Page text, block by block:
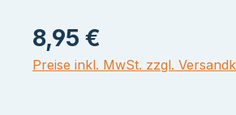
8,95 €
Preise inkl. MwSt. zzgl.